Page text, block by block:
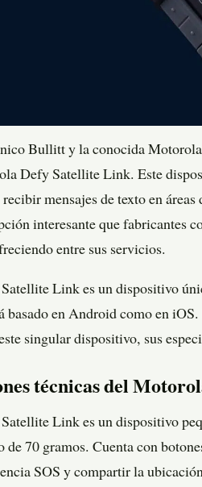
Bullitt y la conocida
Defy Satellite Link. Este
mensajes de texto en
interesante que fabricantes
entre sus servicios.
Link es un dispositivo
basado en Android como en
singular dispositivo, sus
técnicas del
Link es un dispositivo
de 70 gramos. Cuenta con
SOS y compartir la